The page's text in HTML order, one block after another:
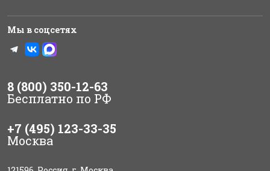
Мы в соцсетях
8 (800) 350-12-63
Бесплатно по РФ
+7 (495) 123-33-35
Москва